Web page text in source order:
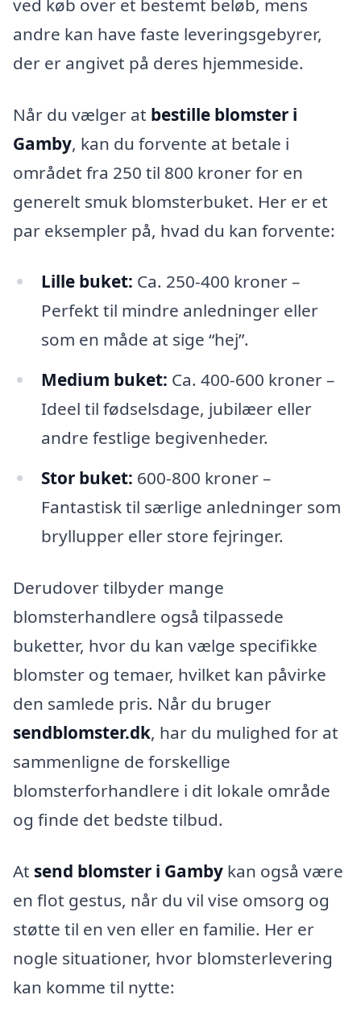
ved køb over et bestemt beløb, mens
andre kan have faste leveringsgebyrer,
der er angivet på deres hjemmeside.
Når du vælger at bestille blomster i
Gamby, kan du forvente at betale i
området fra 250 til 800 kroner for en
generelt smuk blomsterbuket. Her er et
par eksempler på, hvad du kan forvente:
Lille buket: Ca. 250-400 kroner –
Perfekt til mindre anledninger eller
som en måde at sige “hej”.
Medium buket: Ca. 400-600 kroner –
Ideel til fødselsdage, jubilæer eller
andre festlige begivenheder.
Stor buket: 600-800 kroner –
Fantastisk til særlige anledninger som
bryllupper eller store fejringer.
Derudover tilbyder mange
blomsterhandlere også tilpassede
buketter, hvor du kan vælge specifikke
blomster og temaer, hvilket kan påvirke
den samlede pris. Når du bruger
sendblomster.dk, har du mulighed for at
sammenligne de forskellige
blomsterforhandlere i dit lokale område
og finde det bedste tilbud.
At send blomster i Gamby kan også være
en flot gestus, når du vil vise omsorg og
støtte til en ven eller en familie. Her er
nogle situationer, hvor blomsterlevering
kan komme til nytte: